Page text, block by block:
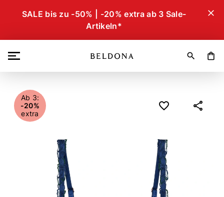
SALE bis zu -50% | -20% extra ab 3 Sale-
Artikeln*
close
search shopping_bag
Ab 3:
-20%
extra